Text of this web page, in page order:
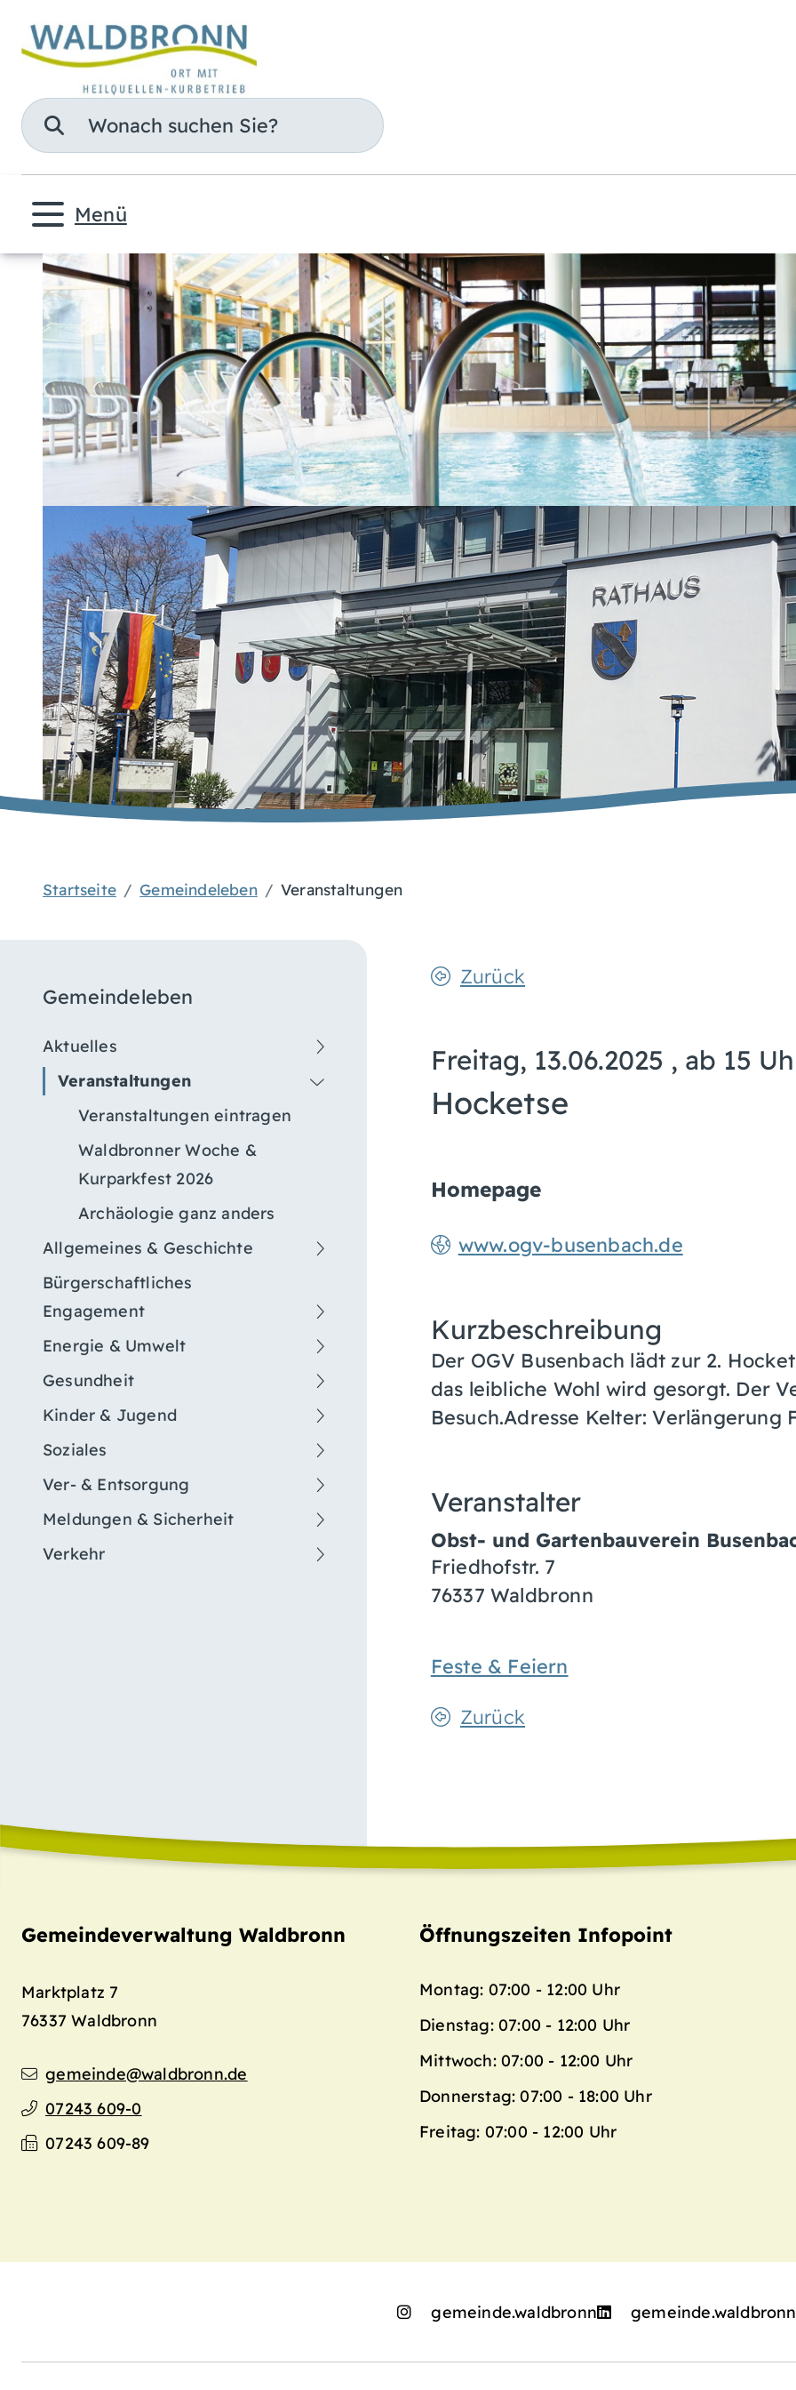
Suche
Menü
Startseite Gemeindeleben Veranstaltungen
Gemeindeleben
Aktuelles
Veranstaltungen
Veranstaltungen eintragen
Waldbronner Woche &
Kurparkfest 2026
Archäologie ganz anders
Allgemeines & Geschichte
Bürgerschaftliches
Engagement
Energie & Umwelt
Gesundheit
Kinder & Jugend
Soziales
Ver- & Entsorgung
Meldungen & Sicherheit
Verkehr
Zurück
Freitag, 13.06.2025 , ab 15
Hocketse
Homepage
www.ogv-busenbach.de
Kurzbeschreibung
Der OGV Busenbach lädt zur 2.
das leibliche Wohl wird gesorgt. Der
Besuch.Adresse Kelter:
Veranstalter
Obst- und Gartenbauverein
Friedhofstr. 7
76337 Waldbronn
Feste & Feiern
Zurück
Gemeindeverwaltung Waldbronn
Marktplatz 7
76337 Waldbronn
gemeinde@waldbronn.de
07243 609-0
07243 609-89
Öffnungszeiten Infopoint
Montag: 07:00 - 12:00 Uhr
Dienstag: 07:00 - 12:00 Uhr
Mittwoch: 07:00 - 12:00 Uhr
Donnerstag: 07:00 - 18:00 Uhr
Freitag: 07:00 - 12:00 Uhr
gemeinde.waldbronn gemeinde.waldbronn